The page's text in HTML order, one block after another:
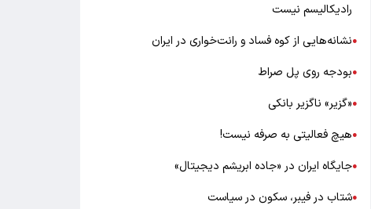
رادیکالیسم نیست
●نشانه‌هایی از کوه فساد و رانت‌خواری در ایران
●بودجه روی پل صراط
●«گزیر» ناگزیر بانکی
●هیچ فعالیتی به صرفه نیست!
●جایگاه ایران در «جاده ابریشم دیجیتال»
●شتاب در فیبر، سکون در سیاست